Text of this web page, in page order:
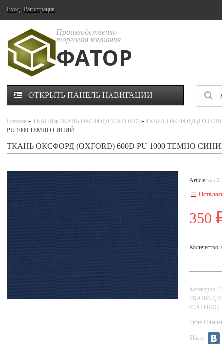
Вход Регистрация
Производственно-
торговая компания
ФАТОР
ОТКРЫТЬ ПАНЕЛЬ НАВИГАЦИИ
Главная » ТКАНИ » ТКАНЬ ОКСФОРД (OXFORD) » ТКАНЬ ОКСФОРД
PU 1000 ТЕМНО СИНИЙ
ТКАНЬ ОКСФОРД (OXFORD) 600D PU 1000 ТЕМНО
Article: окс5
350
Количество:
Категории:
ТКАНИ
(OXFORD)
Теги:
Share: